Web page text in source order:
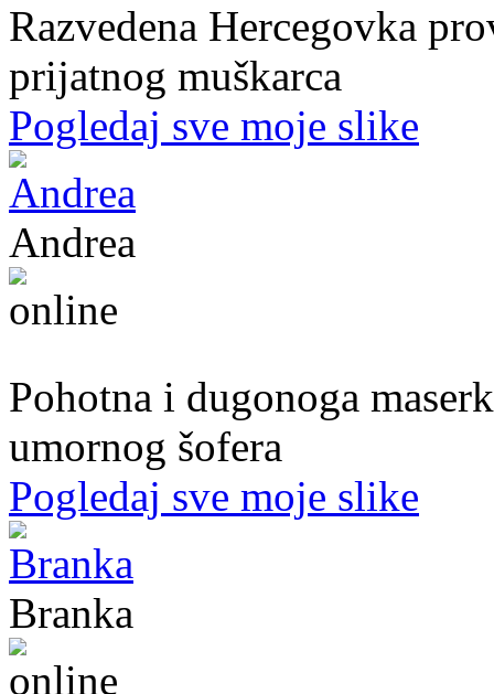
Razvedena Hercegovka
prijatnog muškarca
Pogledaj sve moje slike
Andrea
Pohotna i dugonoga
umornog šofera
Pogledaj sve moje slike
Branka